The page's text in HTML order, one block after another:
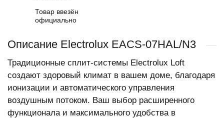
Товар ввезён
официально
Описание Electrolux EACS-07HAL/N3
Традиционные сплит-системы Electrolux Loft
создают здоровый климат в вашем доме, благодаря
ионизации и автоматического управления
воздушным потоком. Ваш выбор расширенного
функционала и максимального удобства в